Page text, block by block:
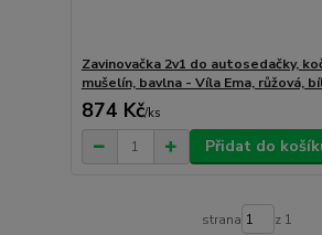
Zavinovačka 2v1 do autosedačky,
mušelín, bavlna - Víla Ema, růžová,
874 Kč/ks
Přidat do
strana z 1